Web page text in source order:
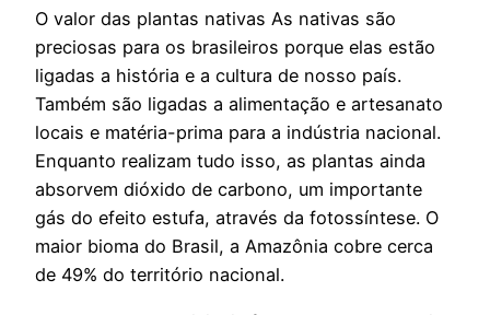
O valor das plantas nativas As nativas são
preciosas para os brasileiros porque elas estão
ligadas a história e a cultura de nosso país.
Também são ligadas a alimentação e artesanato
locais e matéria-prima para a indústria nacional.
Enquanto realizam tudo isso, as plantas ainda
absorvem dióxido de carbono, um importante
gás do efeito estufa, através da fotossíntese. O
maior bioma do Brasil, a Amazônia cobre cerca
de 49% do território nacional.